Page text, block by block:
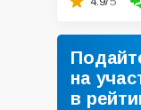
на
в